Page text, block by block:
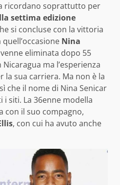
ricordano soprattutto per
settima edizione
si concluse con la vittoria
quell’occasione Nina
eliminata dopo 55
ma l’esperienza
la sua carriera. Ma non è la
che il nome di Nina Senicar
siti. La 36enne modella
con il suo compagno,
, con cui ha avuto anche